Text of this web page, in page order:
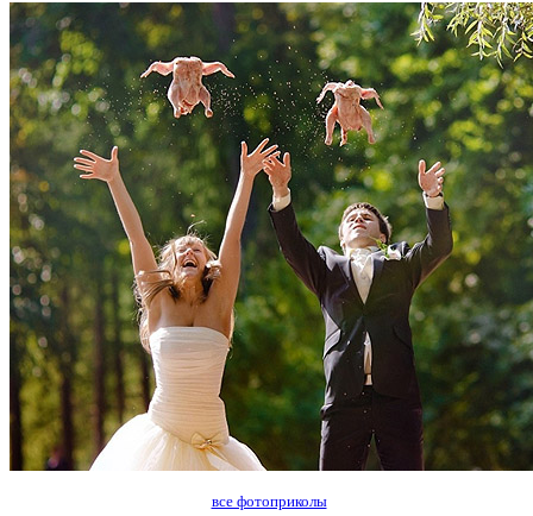
все фотоприколы